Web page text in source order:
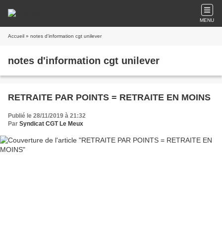
MENU
Accueil » notes d'information cgt unilever
notes d'information cgt unilever
RETRAITE PAR POINTS = RETRAITE EN MOINS
Publié le 28/11/2019 à 21:32
Par Syndicat CGT Le Meux